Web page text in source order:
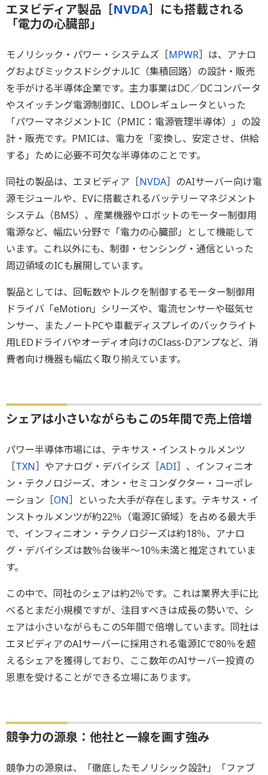
エヌビディア製品［NVDA］にも搭載される
「電力の心臓部」
モノリシック・パワー・システムズ［MPWR］は、アナロ
グおよびミックスドシグナルIC（集積回路）の設計・販売
を手がける半導体企業です。主力事業はDC／DCコンバータ
やスイッチング電源制御IC、LDOレギュレータといった
「パワーマネジメントIC（PMIC：電源管理半導体）」の設
計・販売です。PMICは、電力を「変換し、安定させ、供給
する」ために必要不可欠な半導体のことです。
同社の製品は、エヌビディア［NVDA］のAIサーバー向け電
源モジュールや、EVに搭載されるバッテリーマネジメント
システム（BMS）、産業機器やロボットのモーター制御用
電源など、幅広い分野で「電力の心臓部」として機能して
います。これ以外にも、制御・センシング・通信といった
周辺領域のICも展開しています。
製品としては、回転数やトルクを制御するモーター制御用
ドライバ「eMotion」シリーズや、電流センサーや磁気セ
ンサー、またノートPCや車載ディスプレイのバックライト
用LEDドライバやオーディオ向けのClass-Dアンプなど、消
費者向け機器も幅広く取り揃えています。
シェアは小さいながらもこの5年間で売上倍増
パワー半導体市場には、テキサス・インストゥルメンツ
［TXN］やアナログ・デバイシズ［ADI］、インフィニオ
ン・テクノロジーズ、オン・セミコンダクター・コーポレ
ーション［ON］といった大手が存在します。テキサス・イ
ンストゥルメンツが約22％（電源IC領域）を占める最大手
で、インフィニオン・テクノロジーズは約18％、アナロ
グ・デバイシズは数％台後半～10％未満と推定されていま
す。
この中で、同社のシェアは約2％です。これは業界大手に比
べるとまだ小規模ですが、注目すべきは成長の勢いで、シ
ェアは小さいながらもこの5年間で倍増しています。同社は
エヌビディアのAIサーバーに採用される電源ICで80％を超
えるシェアを獲得しており、ここ数年のAIサーバー投資の
恩恵を受けることができる立場にあります。
競争力の源泉：他社と一線を画す強み
競争力の源泉は、「徹底したモノリシック設計」「ファブ